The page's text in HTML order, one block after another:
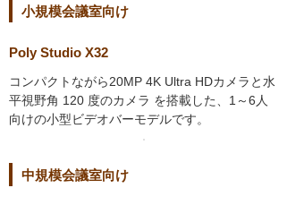
小規模会議室向け
Poly Studio X32
コンパクトながら20MP 4K Ultra HDカメラと水
平視野角 120 度のカメラ を搭載した、1～6人
向けの小型ビデオバーモデルです。
中規模会議室向け